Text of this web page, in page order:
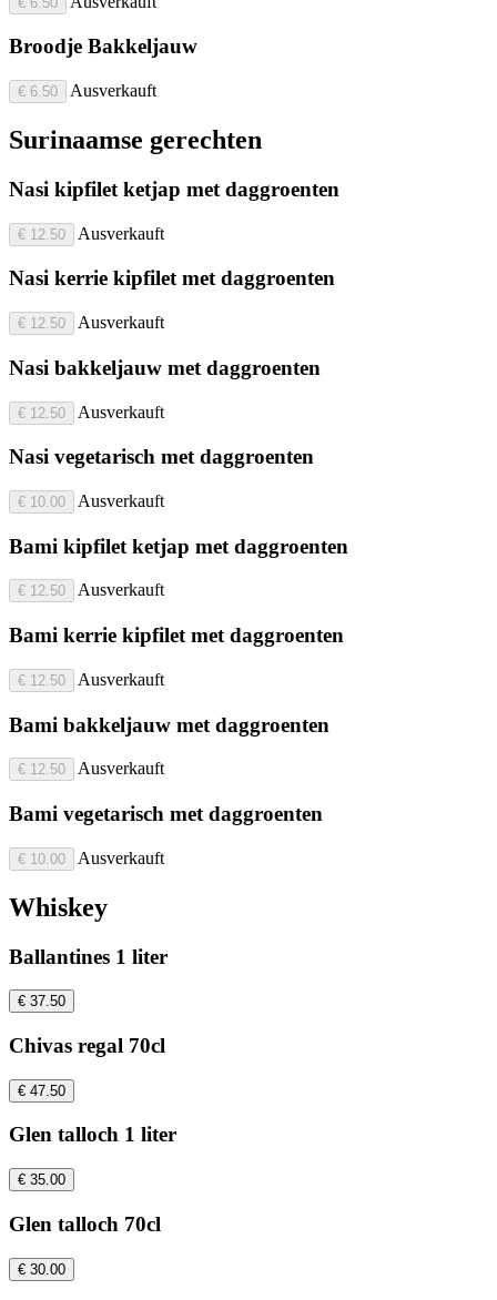
Broodje Bakkeljauw
€ 6.50 Ausverkauft
Surinaamse gerechten
Nasi kipfilet ketjap met daggroenten
€ 12.50 Ausverkauft
Nasi kerrie kipfilet met daggroenten
€ 12.50 Ausverkauft
Nasi bakkeljauw met daggroenten
€ 12.50 Ausverkauft
Nasi vegetarisch met daggroenten
€ 10.00 Ausverkauft
Bami kipfilet ketjap met daggroenten
€ 12.50 Ausverkauft
Bami kerrie kipfilet met daggroenten
€ 12.50 Ausverkauft
Bami bakkeljauw met daggroenten
€ 12.50 Ausverkauft
Bami vegetarisch met daggroenten
€ 10.00 Ausverkauft
Whiskey
Ballantines 1 liter
€ 37.50
Chivas regal 70cl
€ 47.50
Glen talloch 1 liter
€ 35.00
Glen talloch 70cl
€ 30.00